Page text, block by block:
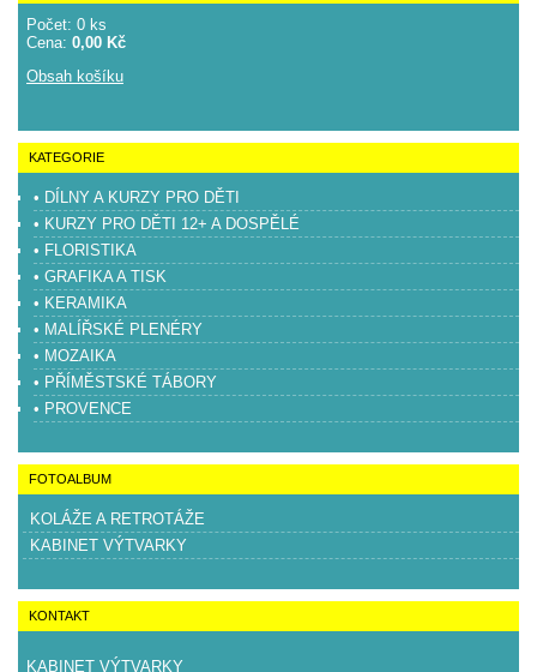
Počet: 0 ks
Cena: 0,00 Kč
Obsah košíku
KATEGORIE
• DÍLNY A KURZY PRO DĚTI
• KURZY PRO DĚTI 12+ A DOSPĚLÉ
• FLORISTIKA
• GRAFIKA A TISK
• KERAMIKA
• MALÍŘSKÉ PLENÉRY
• MOZAIKA
• PŘÍMĚSTSKÉ TÁBORY
• PROVENCE
FOTOALBUM
KOLÁŽE A RETROTÁŽE
KABINET VÝTVARKY
KONTAKT
KABINET VÝTVARKY